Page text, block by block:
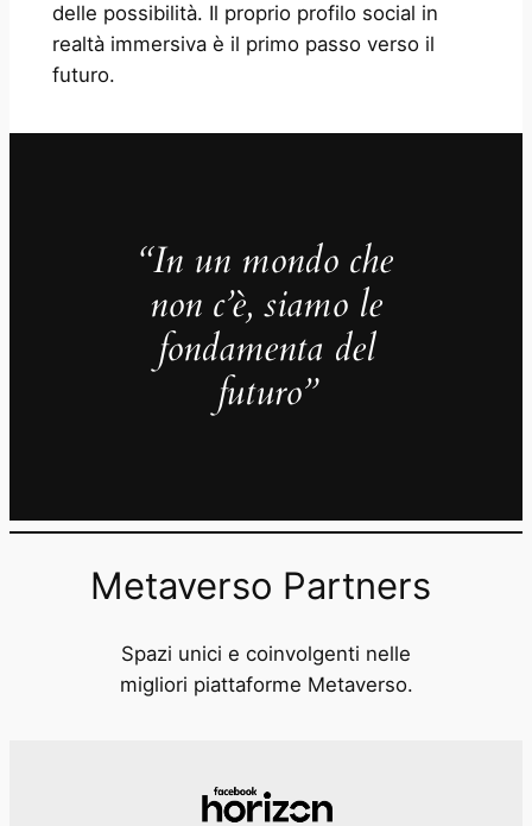
delle possibilità. Il proprio profilo social in
realtà immersiva è il primo passo verso il
futuro.
“In un mondo che
non c’è, siamo le
fondamenta del
futuro”
Metaverso Partners
Spazi unici e coinvolgenti nelle
migliori piattaforme Metaverso.